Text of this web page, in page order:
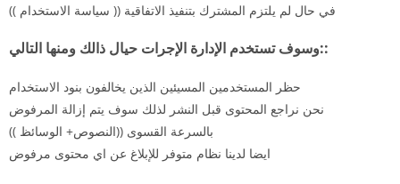
في حال لم يلتزم المشترك بتنفيذ الاتفاقية (( سياسة الاستخدام ))
وسوف تستخدم الإدارة الإجرات حيال ذالك ومنها التالي::
حظر المستخدمين المسيئين الذين يخالفون بنود الاستخدام
نحن نراجع المحتوى قبل النشر لذلك سوف يتم إزالة المرفوض
(( النصوص+ الوسائظ)) بالسرعة القسوى
ايضا لدينا نظام متوفر للإبلاغ عن اي محتوى مرفوض